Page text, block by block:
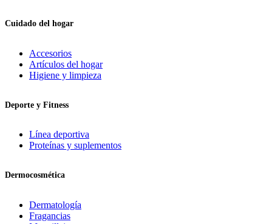
Cuidado del hogar
Accesorios
Artículos del hogar
Higiene y limpieza
Deporte y Fitness
Línea deportiva
Proteínas y suplementos
Dermocosmética
Dermatología
Fragancias